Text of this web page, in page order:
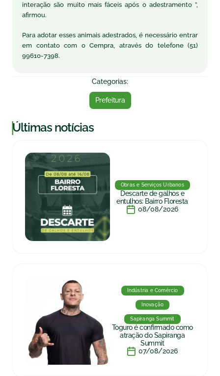
interação são muito mais fáceis após o adestramento ”,
afirmou.
Para adotar esses animais adestrados, é necessário entrar
em contato com o Cempra, através do telefone (51)
99610-7398.
Categorias:
Prefeitura
|Últimas notícias
Obras e Serviços Urbanos
Descarte de galhos e
entulhos: Bairro Floresta
08/08/2026
Indústria e Comércio
Inovação
Sapiranga Summit
Toguro é confirmado como
atração do Sapiranga
Summit
07/08/2026